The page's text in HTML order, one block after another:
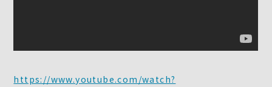
https://www.youtube.com/watch?